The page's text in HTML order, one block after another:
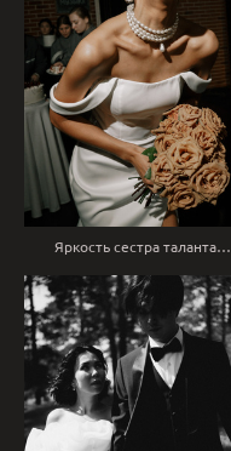
Яркость сестра таланта…